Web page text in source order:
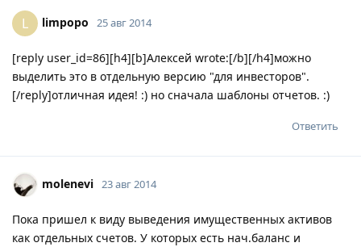
L limpopo 25 авг 2014
[reply user_id=86][h4][b]Алексей wrote:[/b][/h4]можно
выделить это в отдельную версию "для инвесторов".
[/reply]отличная идея! :) но сначала шаблоны отчетов. :)
Ответить
molenevi 23 авг 2014
Пока пришел к виду выведения имущественных активов
как отдельных счетов. У которых есть нач.баланс и